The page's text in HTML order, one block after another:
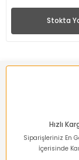
Stokta
Hızlı
Siparişleriniz En
İçerisinde